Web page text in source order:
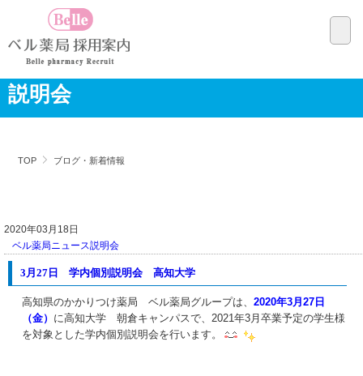
説明会
TOP ブログ・新着情報
2020年03月18日
ベル薬局ニュース説明会
3月27日 学内個別説明会 高知大学
高知県のかかりつけ薬局 ベル薬局グループは、2020年3月27日
（金） に高知大学 朝倉キャンパスで、2021年3月卒業予定の学生様
を対象とした学内個別説明会を行います。